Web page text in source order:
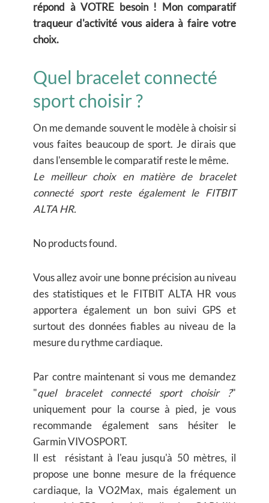
répond à VOTRE besoin ! Mon comparatif
traqueur d'activité vous aidera à faire votre
choix.
Quel bracelet connecté
sport choisir ?
On me demande souvent le modèle à choisir si
vous faites beaucoup de sport. Je dirais que
dans l'ensemble le comparatif reste le même.
Le meilleur choix en matière de bracelet
connecté sport reste également le FITBIT
ALTA HR.
No products found.
Vous allez avoir une bonne précision au niveau
des statistiques et le FITBIT ALTA HR vous
apportera également un bon suivi GPS et
surtout des données fiables au niveau de la
mesure du rythme cardiaque.
Par contre maintenant si vous me demandez
"quel bracelet connecté sport choisir ?"
uniquement pour la course à pied, je vous
recommande également sans hésiter le
Garmin VIVOSPORT.
Il est résistant à l'eau jusqu'à 50 mètres, il
propose une bonne mesure de la fréquence
cardiaque, la VO2Max, mais également un